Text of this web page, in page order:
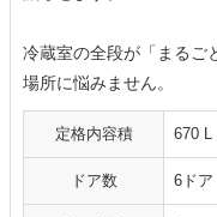
冷蔵室の全段が「まるご
場所に悩みません。
定格内容積 670 L
ドア数 6ドア